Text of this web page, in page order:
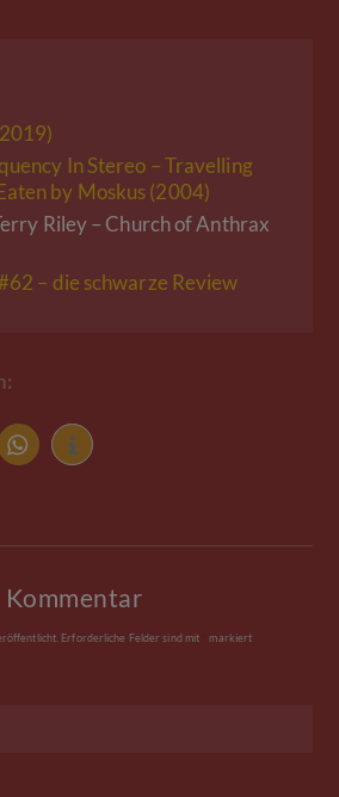
In Stereo – Travelling
by Moskus (2004)
Riley – Church of Anthrax
– die schwarze Review
Kommentar
Erforderliche Felder sind mit markiert